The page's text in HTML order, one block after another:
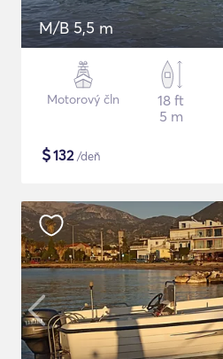
M/B 5,5 m
Motorový čln
18 ft
5 m
$132/deň